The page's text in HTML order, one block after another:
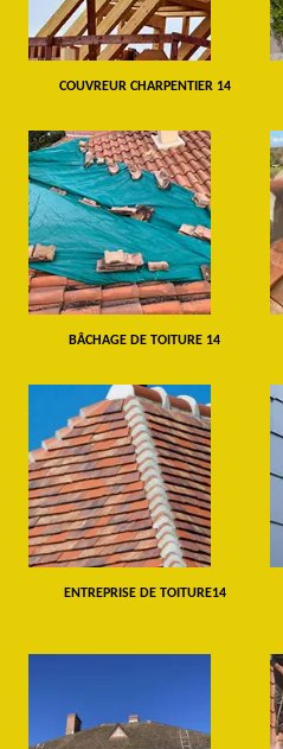
COUVREUR CHARPENTIER 14
BÂCHAGE DE TOITURE 14
ENTREPRISE DE TOITURE14